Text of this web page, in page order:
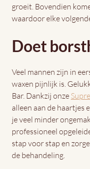
groeit. Bovendien
waardoor elke
Doet
Veel mannen zijn in
waxen pijnlijk is.
Bar. Dankzij onze
alleen aan de haartjes
je veel minder
professioneel
stap voor stap en
de behandeling.